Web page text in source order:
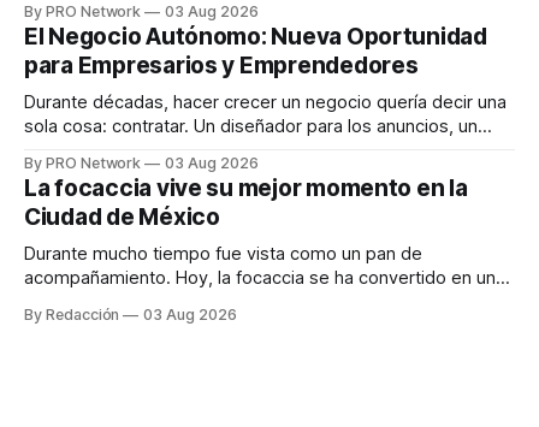
INTERIUS, el problema suele estar en otro lugar. Durante
una entrevista para el podcast SER PRO, el especialista en
marketing digital explicó que
By PRO Network 03 Aug 2026
El Negocio Autónomo: Nueva Oportunidad
para Empresarios y Emprendedores
Durante décadas, hacer crecer un negocio quería decir una
sola cosa: contratar. Un diseñador para los anuncios, un
para los textos, alguien que supiera de publicidad digital
para encontrar prospectos, un vendedor para atender
llamadas y mensajes, y —con suerte— una persona
By PRO Network 03 Aug 2026
La focaccia vive su mejor momento en la
Ciudad de México
Durante mucho tiempo fue vista como un pan de
acompañamiento. Hoy, la focaccia se ha convertido en uno
artesanal, ingredientes de calidad y experiencias que
By Redacción 03 Aug 2026